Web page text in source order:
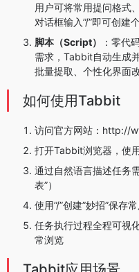
用户可将常用提问格式
对话框输入”/”即可创建
脚本（Script）
：零代
需求，Tabbit自动生成
批量提取、个性化界面
如何使用Tabbit
访问官方网站： http://
打开Tabbit浏览器，使
通过自然语言描述任务
表”）
使用”/”创建”妙招”保存
任务执行过程全程可视
常浏览